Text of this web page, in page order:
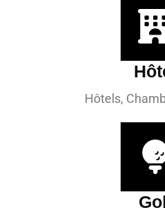
Hôtels,